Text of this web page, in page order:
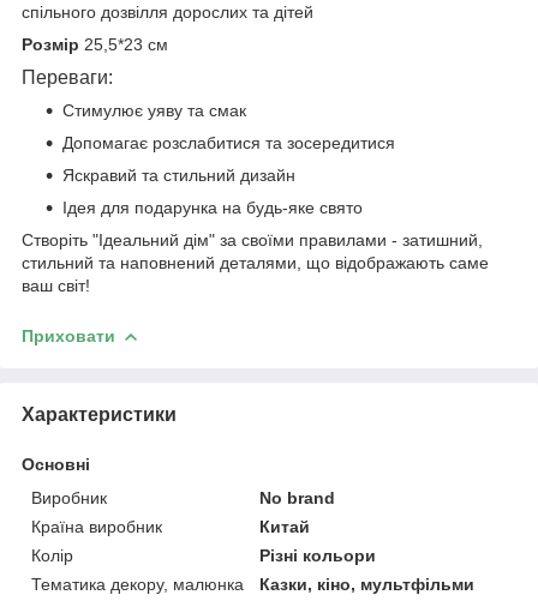
спільного дозвілля дорослих та дітей
Розмір 25,5*23 см
Переваги:
Стимулює уяву та смак
Допомагає розслабитися та зосередитися
Яскравий та стильний дизайн
Ідея для подарунка на будь-яке свято
Створіть "Ідеальний дім" за своїми правилами - затишний,
стильний та наповнений деталями, що відображають саме
ваш світ!
Приховати
Характеристики
Основні
Виробник
No brand
Країна виробник
Китай
Колір
Різні кольори
Тематика декору, малюнка
Казки, кіно, мультфільми